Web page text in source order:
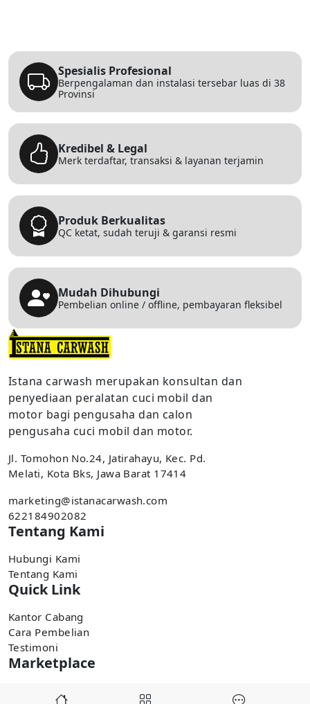
Spesialis Profesional
Berpengalaman dan instalasi tersebar luas di 38
Provinsi
Kredibel & Legal
Merk terdaftar, transaksi & layanan terjamin
Produk Berkualitas
QC ketat, sudah teruji & garansi resmi
Mudah Dihubungi
Pembelian online / offline, pembayaran fleksibel
Istana carwash merupakan konsultan dan
penyediaan peralatan cuci mobil dan
motor bagi pengusaha dan calon
pengusaha cuci mobil dan motor.
Jl. Tomohon No.24, Jatirahayu, Kec. Pd.
Melati, Kota Bks, Jawa Barat 17414
marketing@istanacarwash.com
622184902082
Tentang Kami
Hubungi Kami
Tentang Kami
Quick Link
Kantor Cabang
Cara Pembelian
Testimoni
Marketplace
Pembelian tersedia di marketplace,